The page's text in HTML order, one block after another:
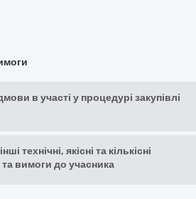
в участі у процедурі закупівлі
технічні, якісні та кількісні
вимоги до учасника